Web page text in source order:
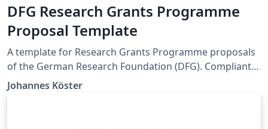
DFG Research Grants Programme
Proposal Template
A template for Research Grants Programme proposals
of the German Research Foundation (DFG). Compliant
with DFG form 54.01 – 09/22.
Johannes Köster